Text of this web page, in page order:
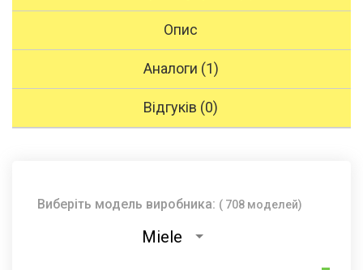
Опис
Аналоги (1)
Відгуків (0)
Виберіть модель виробника: ( 708 моделей)
Miele